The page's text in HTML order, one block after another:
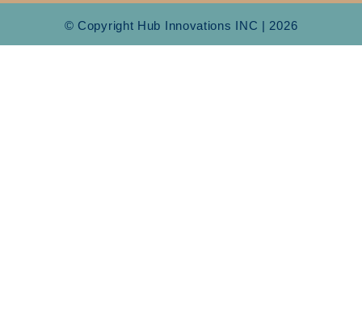
© Copyright Hub Innovations INC | 2026